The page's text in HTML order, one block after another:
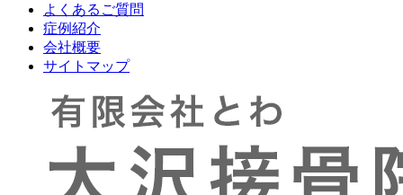
よくあるご質問
症例紹介
会社概要
サイトマップ